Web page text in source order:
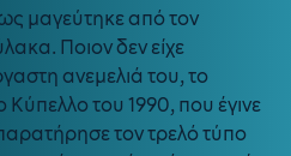
μαγεύτηκε από τον
Ποιον δεν είχε
ανεμελιά του, το
του 1990, που έγινε
τον τρελό τύπο